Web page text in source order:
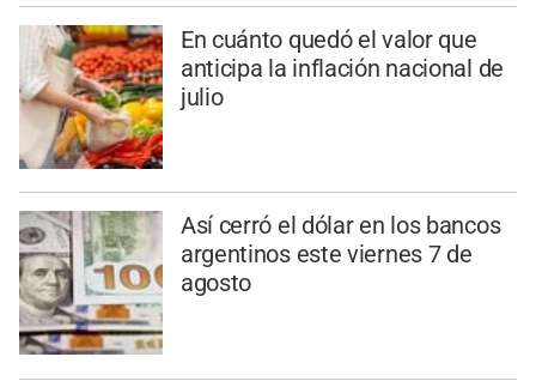
En cuánto quedó el valor que
anticipa la inflación nacional de
julio
Así cerró el dólar en los bancos
argentinos este viernes 7 de
agosto